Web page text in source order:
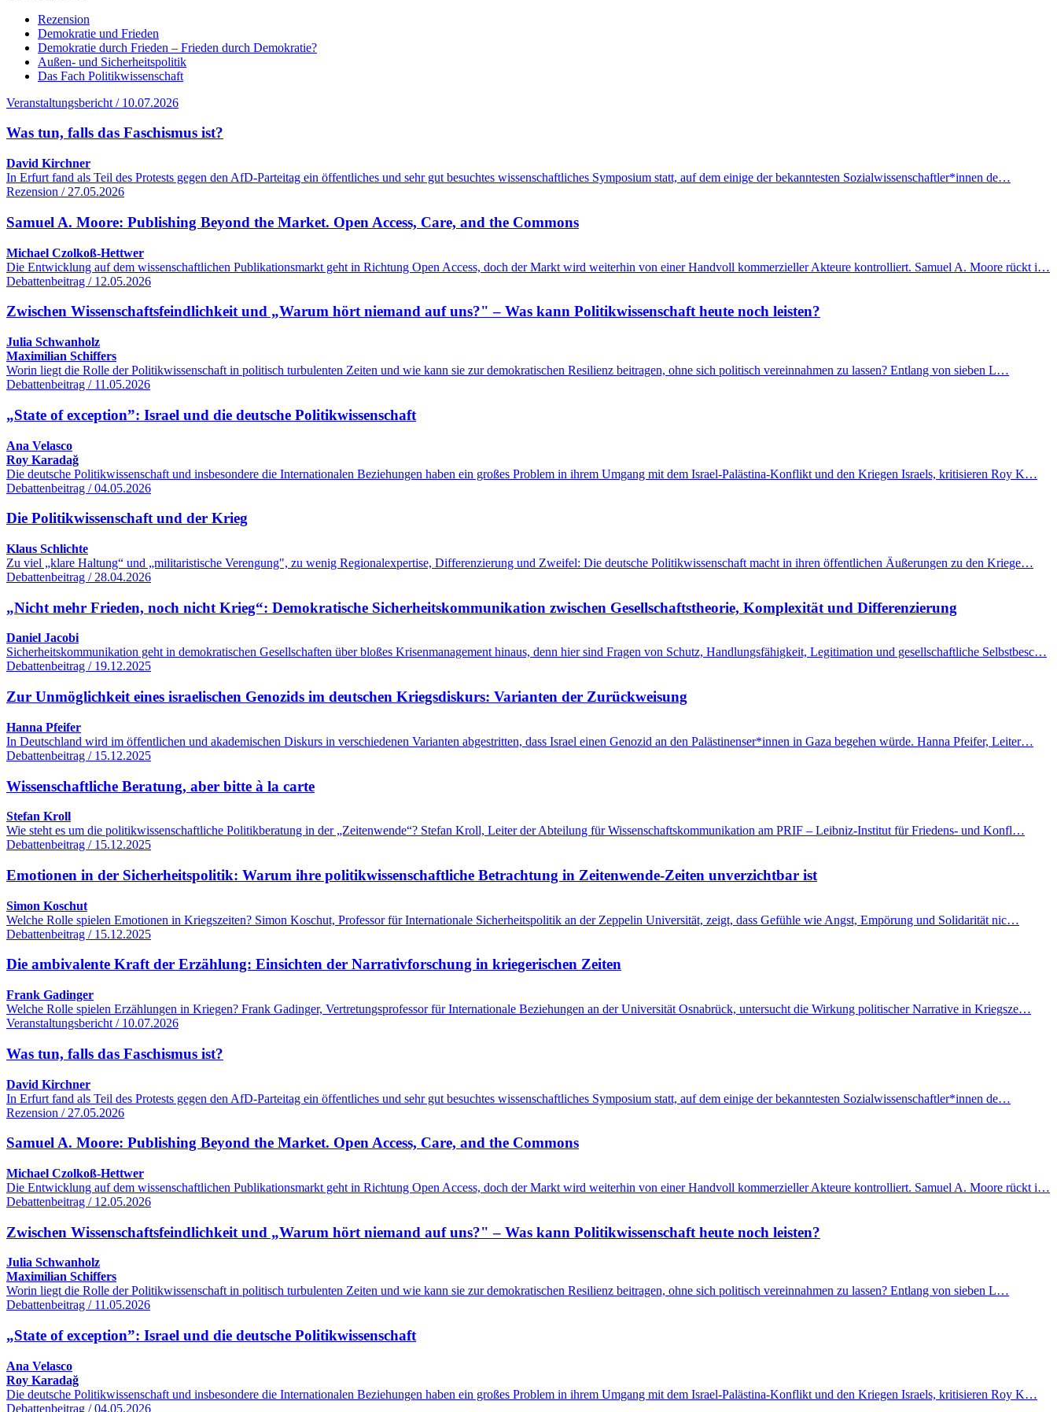
Rezension
Demokratie und Frieden
Demokratie durch Frieden – Frieden durch Demokratie?
Außen- und Sicherheitspolitik
Das Fach Politikwissenschaft
Veranstaltungsbericht / 10.07.2026
Was tun, falls das Faschismus ist?
David Kirchner
In Erfurt fand als Teil des Protests gegen den AfD-Parteitag ein öffentliches und sehr gut besuchtes wissenschaftliches Symposium statt, auf dem einige der bekanntesten Sozialwissenschaftler*innen de…
Rezension / 27.05.2026
Samuel A. Moore: Publishing Beyond the Market. Open Access, Care, and the Commons
Michael Czolkoß-Hettwer
Die Entwicklung auf dem wissenschaftlichen Publikationsmarkt geht in Richtung Open Access, doch der Markt wird weiterhin von einer Handvoll kommerzieller Akteure kontrolliert. Samuel A. Moore rückt i…
Debattenbeitrag / 12.05.2026
Zwischen Wissenschaftsfeindlichkeit und „Warum hört niemand auf uns?" – Was kann Politikwissenschaft heute noch leisten?
Julia Schwanholz
Maximilian Schiffers
Worin liegt die Rolle der Politikwissenschaft in politisch turbulenten Zeiten und wie kann sie zur demokratischen Resilienz beitragen, ohne sich politisch vereinnahmen zu lassen? Entlang von sieben L…
Debattenbeitrag / 11.05.2026
„State of exception”: Israel und die deutsche Politikwissenschaft
Ana Velasco
Roy Karadağ
Die deutsche Politikwissenschaft und insbesondere die Internationalen Beziehungen haben ein großes Problem in ihrem Umgang mit dem Israel-Palästina-Konflikt und den Kriegen Israels, kritisieren Roy K…
Debattenbeitrag / 04.05.2026
Die Politikwissenschaft und der Krieg
Klaus Schlichte
Zu viel „klare Haltung“ und „militaristische Verengung", zu wenig Regionalexpertise, Differenzierung und Zweifel: Die deutsche Politikwissenschaft macht in ihren öffentlichen Äußerungen zu den Kriege…
Debattenbeitrag / 28.04.2026
„Nicht mehr Frieden, noch nicht Krieg“: Demokratische Sicherheitskommunikation zwischen Gesellschaftstheorie, Komplexität und Differenzierung
Daniel Jacobi
Sicherheitskommunikation geht in demokratischen Gesellschaften über bloßes Krisenmanagement hinaus, denn hier sind Fragen von Schutz, Handlungsfähigkeit, Legitimation und gesellschaftliche Selbstbesc…
Debattenbeitrag / 19.12.2025
Zur Unmöglichkeit eines israelischen Genozids im deutschen Kriegsdiskurs: Varianten der Zurückweisung
Hanna Pfeifer
In Deutschland wird im öffentlichen und akademischen Diskurs in verschiedenen Varianten abgestritten, dass Israel einen Genozid an den Palästinenser*innen in Gaza begehen würde. Hanna Pfeifer, Leiter…
Debattenbeitrag / 15.12.2025
Wissenschaftliche Beratung, aber bitte à la carte
Stefan Kroll
Wie steht es um die politikwissenschaftliche Politikberatung in der „Zeitenwende“? Stefan Kroll, Leiter der Abteilung für Wissenschaftskommunikation am PRIF – Leibniz-Institut für Friedens- und Konfl…
Debattenbeitrag / 15.12.2025
Emotionen in der Sicherheitspolitik: Warum ihre politikwissenschaftliche Betrachtung in Zeitenwende-Zeiten unverzichtbar ist
Simon Koschut
Welche Rolle spielen Emotionen in Kriegszeiten? Simon Koschut, Professor für Internationale Sicherheitspolitik an der Zeppelin Universität, zeigt, dass Gefühle wie Angst, Empörung und Solidarität nic…
Debattenbeitrag / 15.12.2025
Die ambivalente Kraft der Erzählung: Einsichten der Narrativforschung in kriegerischen Zeiten
Frank Gadinger
Welche Rolle spielen Erzählungen in Kriegen? Frank Gadinger, Vertretungsprofessor für Internationale Beziehungen an der Universität Osnabrück, untersucht die Wirkung politischer Narrative in Kriegsze…
Veranstaltungsbericht / 10.07.2026
Was tun, falls das Faschismus ist?
David Kirchner
In Erfurt fand als Teil des Protests gegen den AfD-Parteitag ein öffentliches und sehr gut besuchtes wissenschaftliches Symposium statt, auf dem einige der bekanntesten Sozialwissenschaftler*innen de…
Rezension / 27.05.2026
Samuel A. Moore: Publishing Beyond the Market. Open Access, Care, and the Commons
Michael Czolkoß-Hettwer
Die Entwicklung auf dem wissenschaftlichen Publikationsmarkt geht in Richtung Open Access, doch der Markt wird weiterhin von einer Handvoll kommerzieller Akteure kontrolliert. Samuel A. Moore rückt i…
Debattenbeitrag / 12.05.2026
Zwischen Wissenschaftsfeindlichkeit und „Warum hört niemand auf uns?" – Was kann Politikwissenschaft heute noch leisten?
Julia Schwanholz
Maximilian Schiffers
Worin liegt die Rolle der Politikwissenschaft in politisch turbulenten Zeiten und wie kann sie zur demokratischen Resilienz beitragen, ohne sich politisch vereinnahmen zu lassen? Entlang von sieben L…
Debattenbeitrag / 11.05.2026
„State of exception”: Israel und die deutsche Politikwissenschaft
Ana Velasco
Roy Karadağ
Die deutsche Politikwissenschaft und insbesondere die Internationalen Beziehungen haben ein großes Problem in ihrem Umgang mit dem Israel-Palästina-Konflikt und den Kriegen Israels, kritisieren Roy K…
Debattenbeitrag / 04.05.2026